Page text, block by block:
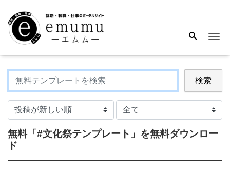
検索
無料「#文化祭テンプレート」 を無料ダウンロー
ド